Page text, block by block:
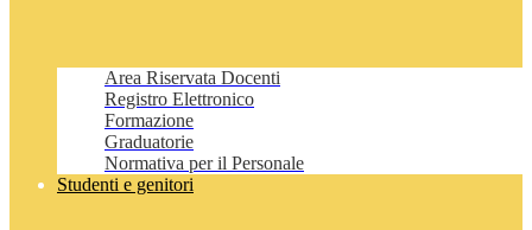
Area Riservata Docenti
Registro Elettronico
Formazione
Graduatorie
Normativa per il Personale
Studenti e genitori